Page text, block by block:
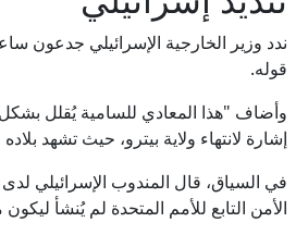
ندد وزير الخارجية الإسرائيلي
قوله.
وأضاف "هذا المعادي للسامية يُقلل
إشارة لانتهاء ولاية بيترو، حيث تشهد بلاده انتخابات رئاسية في 21
في السياق، قال المندوب الإسرائيلي
الأمن التابع للأمم المتحدة لم يُنشأ